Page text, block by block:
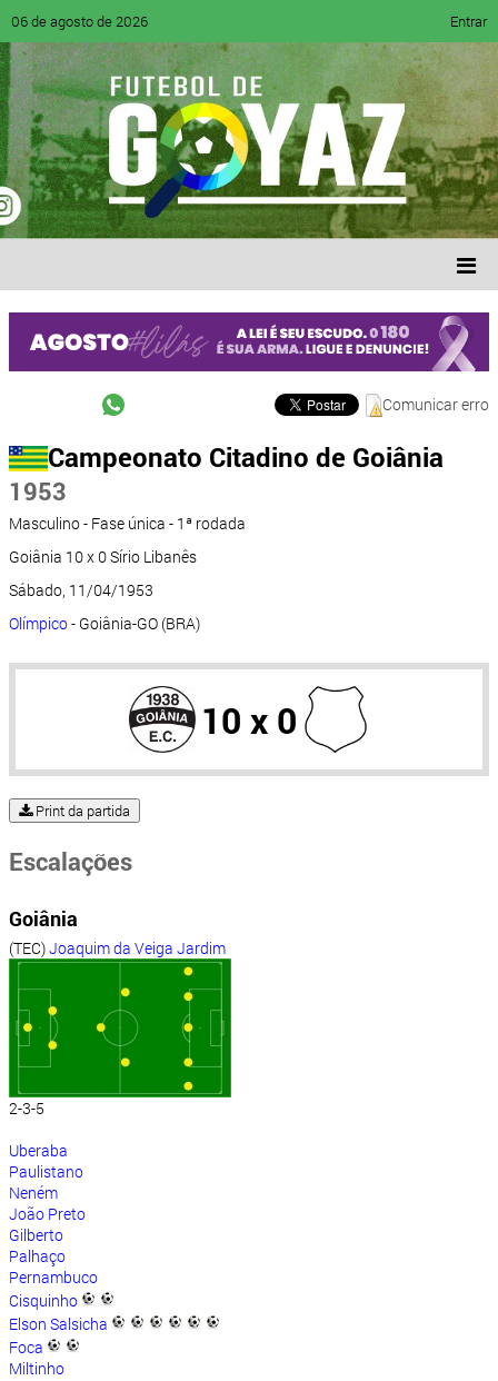
06 de agosto de 2026 Entrar
Comunicar erro
Campeonato Citadino de Goiânia
1953
Masculino - Fase única - 1ª rodada
Goiânia 10 x 0 Sírio Libanês
Sábado, 11/04/1953
Olímpico- Goiânia-GO (BRA)
10 x 0
Print da partida
Escalações
Goiânia
(TEC)Joaquim da Veiga Jardim
2-3-5
Uberaba
Paulistano
Neném
João Preto
Gilberto
Palhaço
Pernambuco
Cisquinho
Elson Salsicha
Foca
Miltinho